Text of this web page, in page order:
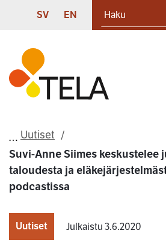
Siirry sisältöön
SVENSKA
SV ENGLISH
EN
Etusivu
Uutiset
Suvi-Anne Siimes keskustelee
taloudesta ja
podcastissa
Uutiset Julkaistu 3.6.2020